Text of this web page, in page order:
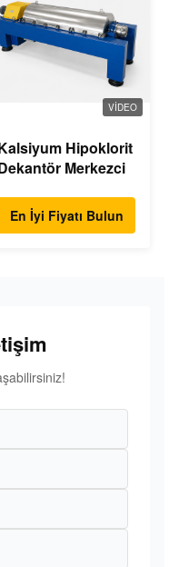
VIDEO
Hipoklorit
Merkezci
En İyi Fiyatı Bulun